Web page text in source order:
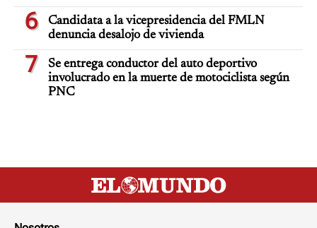
6
Candidata a la vicepresidencia del FMLN
denuncia desalojo de vivienda
7
Se entrega conductor del auto deportivo
involucrado en la muerte de motociclista según
PNC